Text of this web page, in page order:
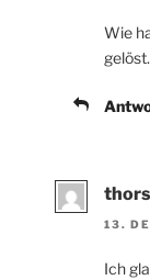
Wie
13.
Ich